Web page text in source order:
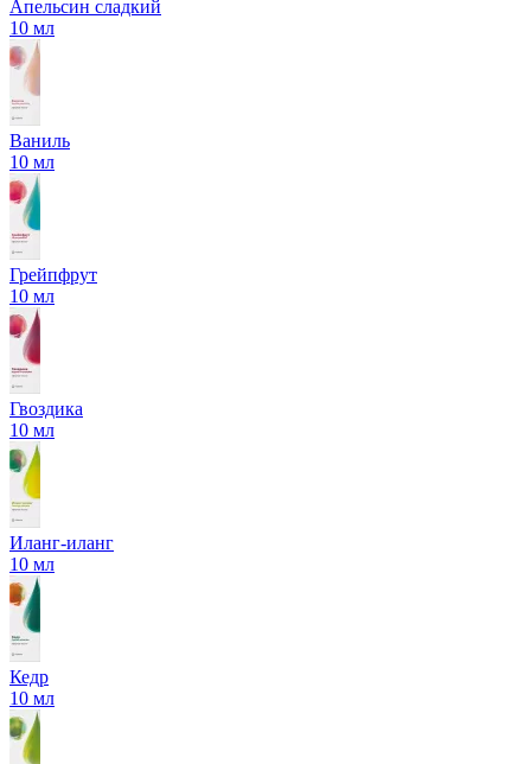
Апельсин сладкий
10 мл
Ваниль
10 мл
Грейпфрут
10 мл
Гвоздика
10 мл
Иланг-иланг
10 мл
Кедр
10 мл